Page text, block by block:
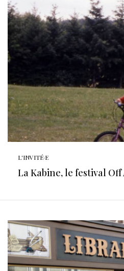
L'INVITÉ·E
La Kabine, le festival